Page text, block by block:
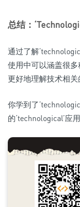
总结：
通过了解
使用中可以涵盖很
更好地理解技术相关
你学到了
的‘technological’应